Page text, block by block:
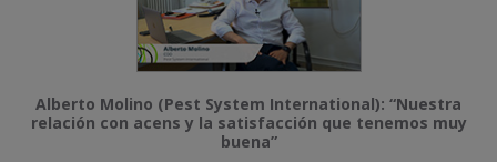
Alberto Molino (Pest System International): “Nuestra
relación con acens y la satisfacción que tenemos muy
buena”